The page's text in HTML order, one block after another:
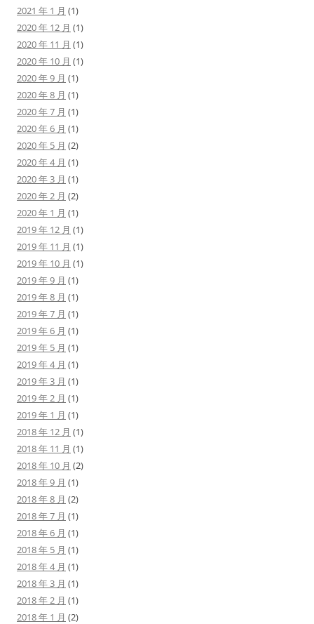
2021 年 1 月 (1)
2020 年 12 月 (1)
2020 年 11 月 (1)
2020 年 10 月 (1)
2020 年 9 月 (1)
2020 年 8 月 (1)
2020 年 7 月 (1)
2020 年 6 月 (1)
2020 年 5 月 (2)
2020 年 4 月 (1)
2020 年 3 月 (1)
2020 年 2 月 (2)
2020 年 1 月 (1)
2019 年 12 月 (1)
2019 年 11 月 (1)
2019 年 10 月 (1)
2019 年 9 月 (1)
2019 年 8 月 (1)
2019 年 7 月 (1)
2019 年 6 月 (1)
2019 年 5 月 (1)
2019 年 4 月 (1)
2019 年 3 月 (1)
2019 年 2 月 (1)
2019 年 1 月 (1)
2018 年 12 月 (1)
2018 年 11 月 (1)
2018 年 10 月 (2)
2018 年 9 月 (1)
2018 年 8 月 (2)
2018 年 7 月 (1)
2018 年 6 月 (1)
2018 年 5 月 (1)
2018 年 4 月 (1)
2018 年 3 月 (1)
2018 年 2 月 (1)
2018 年 1 月 (2)